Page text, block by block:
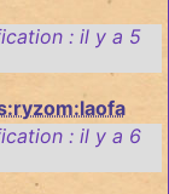
: il y a 5
: il y a 6